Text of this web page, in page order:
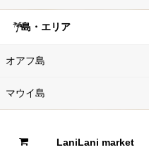
島・エリア
オアフ島
マウイ島
LaniLani market